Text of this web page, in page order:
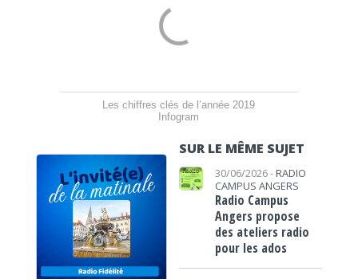
Les chiffres clés de l’année 2019
Infogram
SUR LE MÊME SUJET
30/06/2026 - RADIO
CAMPUS ANGERS
Radio Campus
Angers propose
des ateliers radio
pour les ados